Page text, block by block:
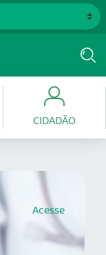
CIDADÃO
Acesse